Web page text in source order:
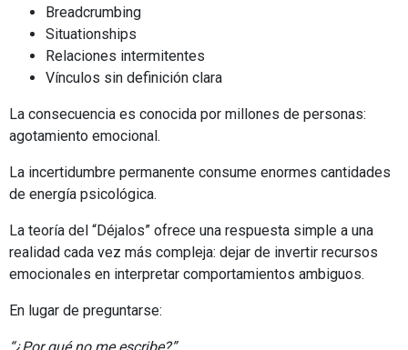
Breadcrumbing
Situationships
Relaciones intermitentes
Vínculos sin definición clara
La consecuencia es conocida por millones de personas:
agotamiento emocional.
La incertidumbre permanente consume enormes cantidades
de energía psicológica.
La teoría del “Déjalos” ofrece una respuesta simple a una
realidad cada vez más compleja: dejar de invertir recursos
emocionales en interpretar comportamientos ambiguos.
En lugar de preguntarse:
“¿Por qué no me escribe?”